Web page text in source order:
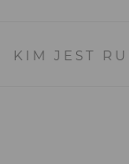
KIM JEST